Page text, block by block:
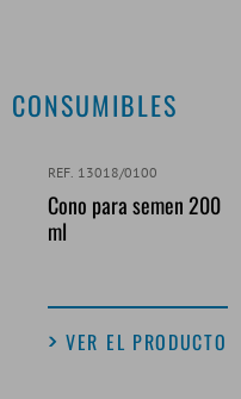
CONSUMIBLES
REF. 13018/0100
Cono para semen 200
ml
VER EL PRODUCTO